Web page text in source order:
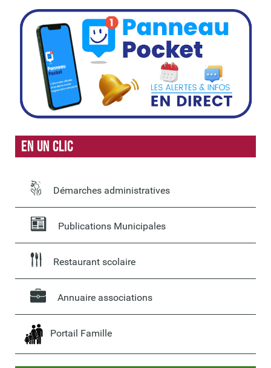
En un clic
Démarches administratives
Publications Municipales
Restaurant scolaire
Annuaire associations
Portail Famille